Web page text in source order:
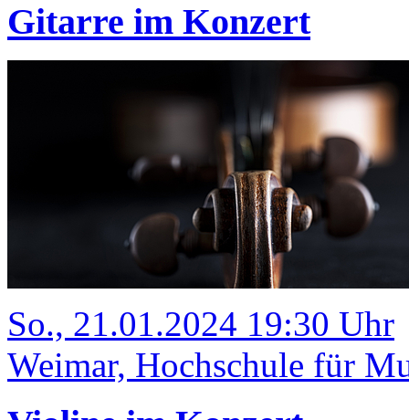
Gitarre im Konzert
So., 21.01.2024 19:30 Uhr
Weimar, Hochschule für